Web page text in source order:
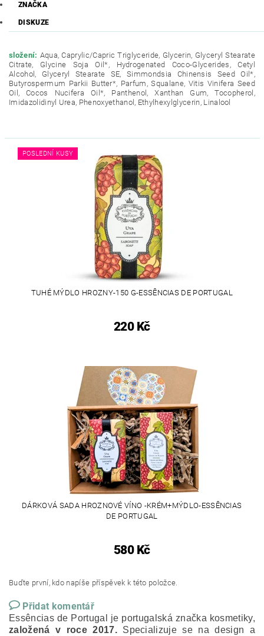
ZNAČKA
DISKUZE
složení: Aqua, Caprylic/Capric Triglyceride, Glycerin, Glyceryl Stearate
Citrate, Glycine Soja Oil*, Hydrogenated Coco-Glycerides, Cetyl
Alcohol, Glyceryl Stearate SE, Simmondsia Chinensis Seed Oil*,
Butyrospermum Parkii Butter*, Parfum, Squalane, Vitis Vinifera Seed
Oil, Cocos Nucifera Oil*, Panthenol, Xanthan Gum, Tocopherol,
Imidazolidinyl Urea, Phenoxyethanol, Ethylhexylglycerin, Linalool
POSLEDNÍ KUSY
TUHÉ MÝDLO HROZNY-150 G-ESSÊNCIAS DE PORTUGAL
220 Kč
DÁRKOVÁ SADA HROZNOVÉ VÍNO -KRÉM+MÝDLO-ESSÊNCIAS
DE PORTUGAL
580 Kč
Buďte první, kdo napíše příspěvek k této položce.
Přidat komentář
Essências de Portugal je portugalská značka kosmetiky,
založená v roce 2017.Specializuje se na design a